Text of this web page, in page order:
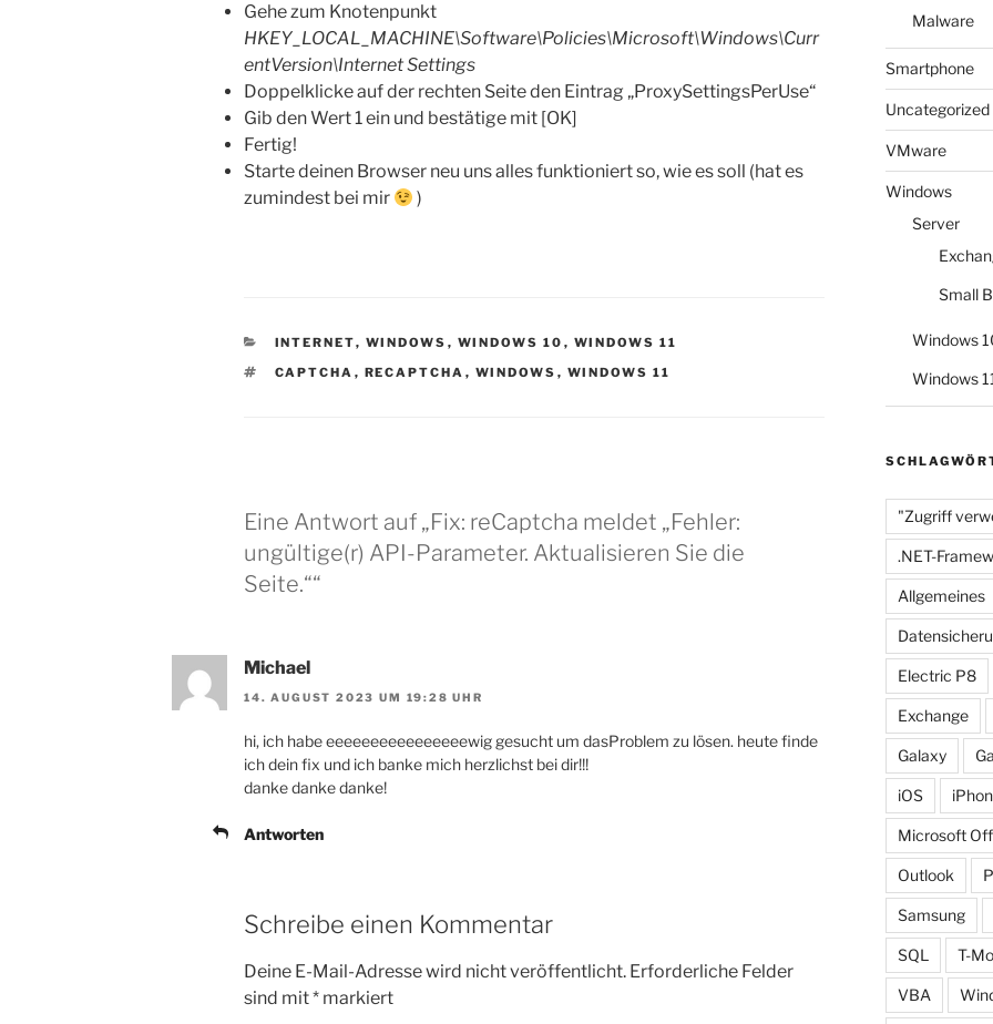
Gehe zum Knotenpunkt
HKEY_LOCAL_MACHINE\Software\Policies\Microsoft\Windows\Curr
entVersion\Internet Settings
Doppelklicke auf der rechten Seite den Eintrag „ProxySettingsPerUse“
Gib den Wert 1 ein und bestätige mit [OK]
Fertig!
Starte deinen Browser neu uns alles funktioniert so, wie es soll (hat es
zumindest bei mir
)
KATEGORIEN
INTERNET, WINDOWS , WINDOWS 10 , WINDOWS 11
SCHLAGWÖRTER
CAPTCHA , RECAPTCHA , WINDOWS , WINDOWS 11
Eine Antwort auf „Fix: reCaptcha meldet „Fehler:
ungültige(r) API-Parameter. Aktualisieren Sie die
Seite.““
Michael
14. AUGUST 2023 UM 19:28 UHR
hi, ich habe eeeeeeeeeeeeeeeewig gesucht um dasProblem zu lösen. heute finde
ich dein fix und ich banke mich herzlichst bei dir!!!
danke danke danke!
Antworten
Schreibe einen Kommentar
Deine E-Mail-Adresse wird nicht veröffentlicht. Erforderliche Felder
sind mit* markiert
Malware
Smartphone
Uncategorized
VMware
Windows
Server
Small
Windows
Windows
"Zugriff
.NET-
Allgemeines
Electric P8
Exchange
Galaxy
iOS
Microsoft
Outlook
Samsung
SQL T-
VBA